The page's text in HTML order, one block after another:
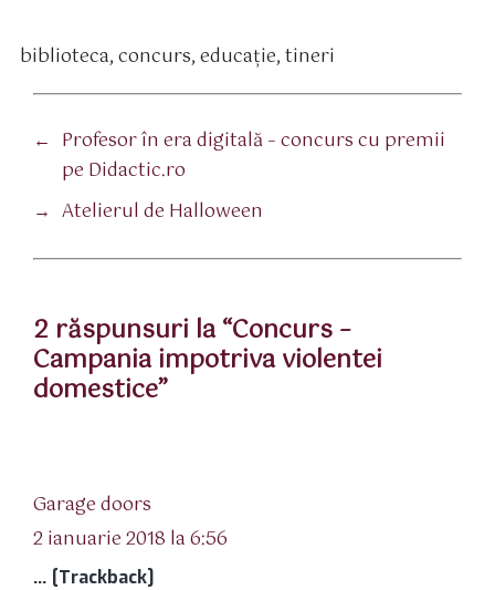
biblioteca,concurs,educaţie,tineri
← Profesor în era digitală – concurs cu premii
pe Didactic.ro
→ Atelierul de Halloween
2 răspunsuri la “Concurs –
Campania impotriva violentei
domestice”
Garage doors
2 ianuarie 2018 la 6:56
… [Trackback]